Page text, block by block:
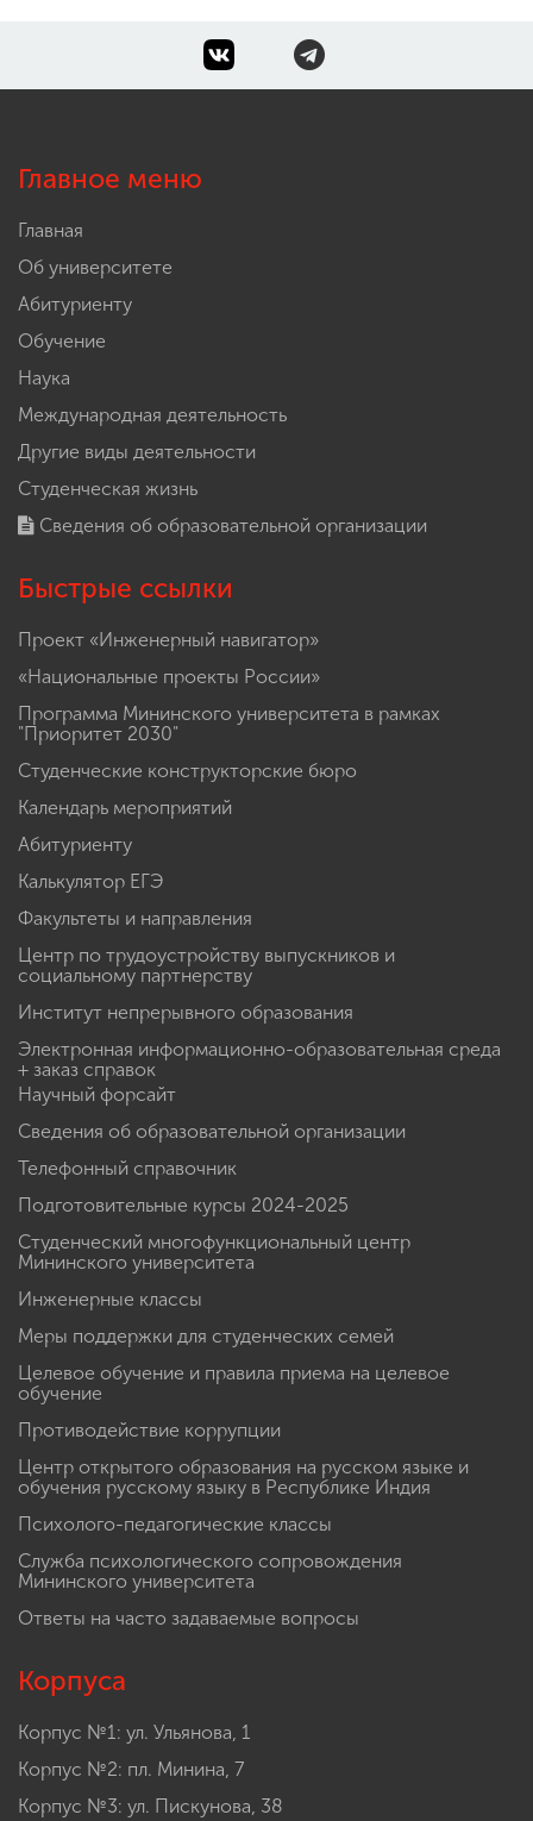
Главное меню
Главная
Об университете
Абитуриенту
Обучение
Наука
Международная деятельность
Другие виды деятельности
Студенческая жизнь
Сведения об образовательной организации
Быстрые ссылки
Проект «Инженерный навигатор»
«Национальные проекты России»
Программа Мининского университета в рамках
"Приоритет 2030"
Студенческие конструкторские бюро
Календарь мероприятий
Абитуриенту
Калькулятор ЕГЭ
Факультеты и направления
Центр по трудоустройству выпускников и
социальному партнерству
Институт непрерывного образования
Электронная информационно-образовательная среда
+ заказ справок
Научный форсайт
Сведения об образовательной организации
Телефонный справочник
Подготовительные курсы 2024-2025
Студенческий многофункциональный центр
Мининского университета
Инженерные классы
Меры поддержки для студенческих семей
Целевое обучение и правила приема на целевое
обучение
Противодействие коррупции
Центр открытого образования на русском языке и
обучения русскому языку в Республике Индия
Психолого-педагогические классы
Служба психологического сопровождения
Мининского университета
Ответы на часто задаваемые вопросы
Корпуса
Корпус №1: ул. Ульянова, 1
Корпус №2: пл. Минина, 7
Корпус №3: ул. Пискунова, 38